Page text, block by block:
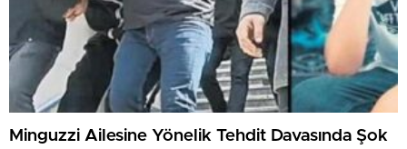
Minguzzi Ailesine Yönelik Tehdit Davasında Şok